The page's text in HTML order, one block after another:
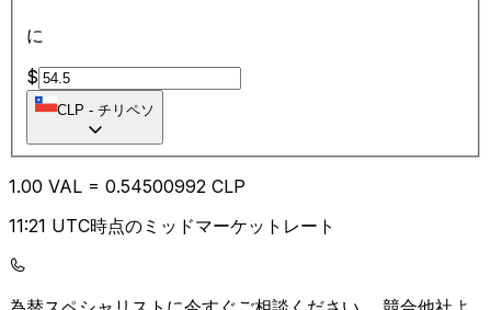
に
$
CLP - チリペソ
1.00 VAL = 0.54500992 CLP
11:21 UTC時点のミッドマーケットレート